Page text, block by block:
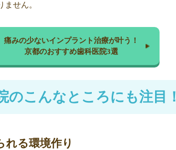
せん。
痛みの少ないインプラント治療が叶う！
京都のおすすめ歯科医院3選
のこんなところにも注目！
れる環境作り